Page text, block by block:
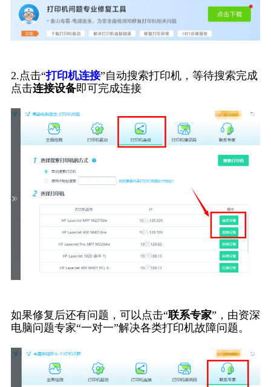
2.点击“打印机连接”自动搜索打印机，等待搜索完成
点击连接设备即可完成连接
如果修复后还有问题，可以点击“联系专家”，由资深
电脑问题专家“一对一”解决各类打印机故障问题。